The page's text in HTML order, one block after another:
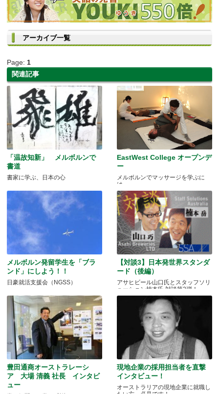
アーカイブ一覧
Page: 1
関連記事
「温故知新」 メルボルンで
書道
書家に学ぶ、日本の心
EastWest College オープンデ
ー
メルボルンでマッサージを学ぶに
は．．．
メルボルン発留学生を「ブラ
ンド」にしよう！！
日豪就活支援会（NGSS）
【対談3】日本発世界スタンダ
ード（後編）
アサヒビール山口氏とスタッフソリ
ューション楠本氏 対談第2弾！
豊田通商オーストラレーシ
ア 大場 清義 社長 インタビ
ュー
常に気配り。常に感謝。
現地企業の採用担当者を直撃
インタビュー！
オーストラリアの現地企業に就職し
たい方、必見です！